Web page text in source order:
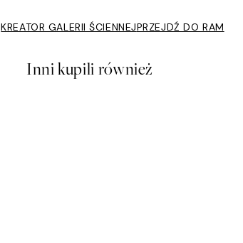
KREATOR GALERII ŚCIENNEJPRZEJDŹ DO RAM
Inni kupili również